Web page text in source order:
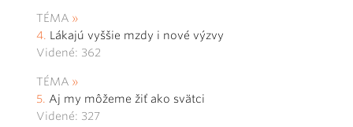
TÉMA
Lákajú vyššie mzdy i nové výzvy
Videné: 362
TÉMA
Aj my môžeme žiť ako svätci
Videné: 327